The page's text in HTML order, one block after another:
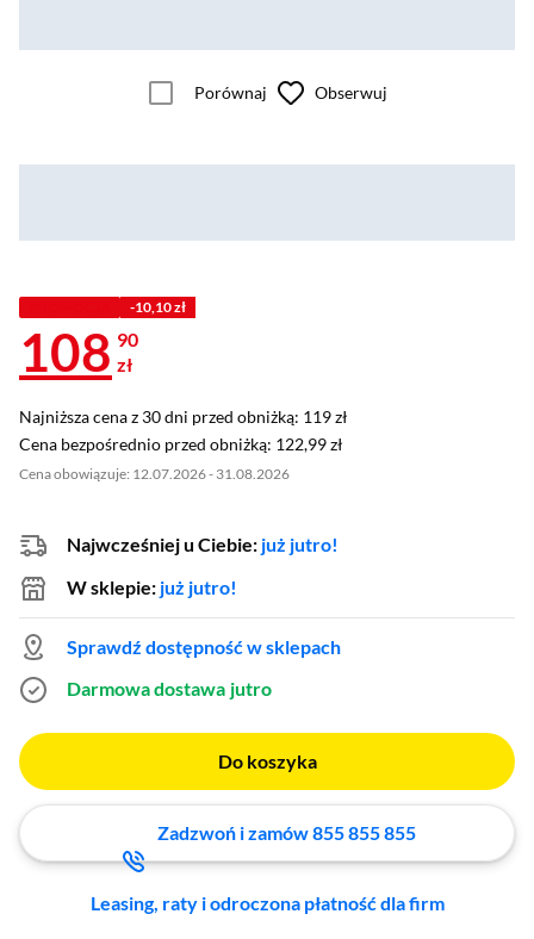
Porównaj Obserwuj
-10,10 zł
108 90
zł
Najniższa cena z 30 dni przed obniżką: 119 zł
Najniższa cena z 30 dni przed obniżką: 119 zł
Cena bezpośrednio przed obniżką: 122,99 zł
Cena bezpośrednio przed obniżką: 122,99 zł
Cena obowiązuje: 12.07.2026 - 31.08.2026
Najwcześniej u Ciebie: już jutro!
W sklepie: już jutro!
Sprawdź dostępność w sklepach
Darmowa dostawa jutro
Do koszyka
Zadzwoń i zamów 855 855 855
Leasing, raty i odroczona płatność dla firm